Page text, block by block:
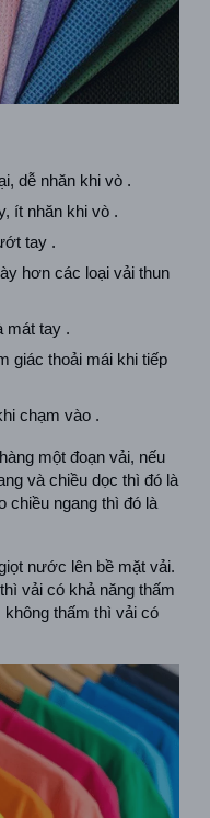
dễ nhăn khi vò .
ít nhăn khi vò .
tay .
hơn các loại vải thun
mát tay .
giác thoải mái khi tiếp
chạm vào .
một đoạn vải, nếu
và chiều dọc thì đó là
chiều ngang thì đó là
nước lên bề mặt vải.
vải có khả năng thấm
thấm thì vải có